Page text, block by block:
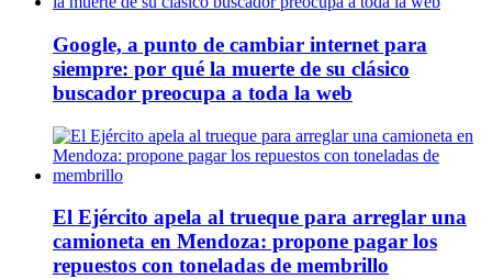
Google, a punto de cambiar internet para
siempre: por qué la muerte de su clásico
buscador preocupa a toda la web
El Ejército apela al trueque para arreglar una
camioneta en Mendoza: propone pagar los
repuestos con toneladas de membrillo